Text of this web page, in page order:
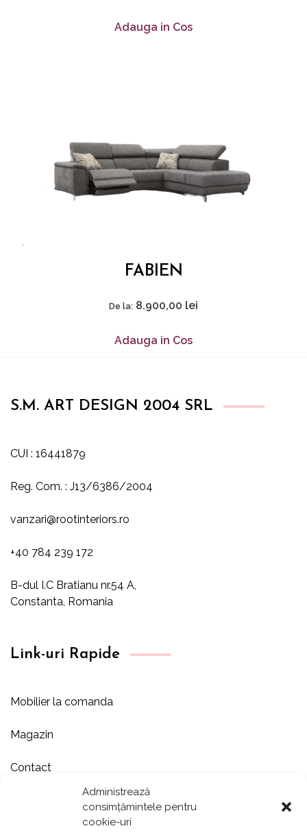
Administrează
consimțămintele pentru
cookie-uri
Adauga in Cos
FABIEN
De la: 8.900,00 lei
Adauga in Cos
S.M. ART DESIGN 2004 SRL
CUI : 16441879
Reg. Com. : J13/6386/2004
vanzari@rootinteriors.ro
+40 784 239 172
B-dul I.C Bratianu nr.54 A,
Constanta, Romania
Link-uri Rapide
Mobilier la comanda
Magazin
Contact